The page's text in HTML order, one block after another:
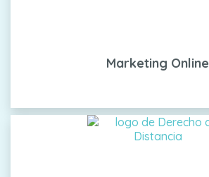
Marketing Online